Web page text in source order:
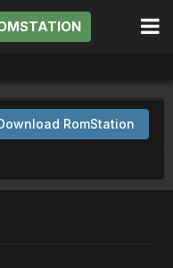
RomStation